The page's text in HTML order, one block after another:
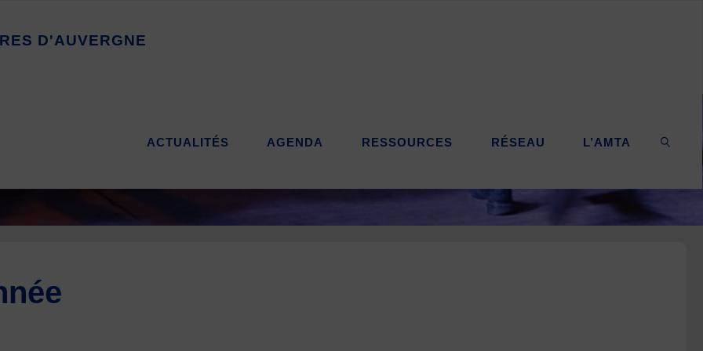
RES D'AUVERGNE
ACTUALITÉS AGENDA RESSOURCES RÉSEAU L’AMTA